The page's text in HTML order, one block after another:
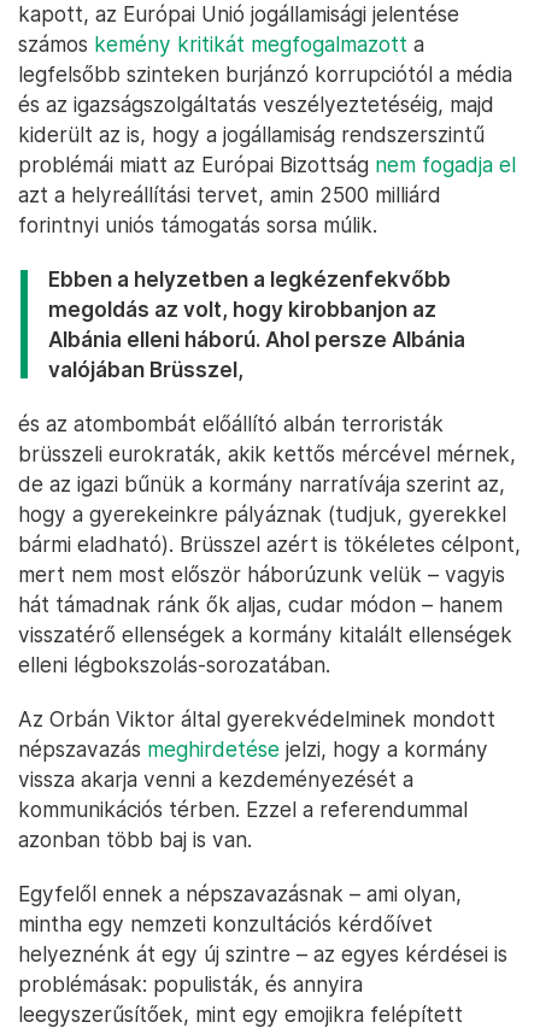
kapott, az Európai Unió jogállamisági jelentése
számos kemény kritikát megfogalmazott a
legfelsőbb szinteken burjánzó korrupciótól a média
és az igazságszolgáltatás veszélyeztetéséig, majd
kiderült az is, hogy a jogállamiság rendszerszintű
problémái miatt az Európai Bizottság nem fogadja el
azt a helyreállítási tervet, amin 2500 milliárd
forintnyi uniós támogatás sorsa múlik.
Ebben a helyzetben a legkézenfekvőbb
megoldás az volt, hogy kirobbanjon az
Albánia elleni háború. Ahol persze Albánia
valójában Brüsszel,
és az atombombát előállító albán terroristák
brüsszeli eurokraták, akik kettős mércével mérnek,
de az igazi bűnük a kormány narratívája szerint az,
hogy a gyerekeinkre pályáznak (tudjuk, gyerekkel
bármi eladható). Brüsszel azért is tökéletes célpont,
mert nem most először háborúzunk velük – vagyis
hát támadnak ránk ők aljas, cudar módon – hanem
visszatérő ellenségek a kormány kitalált ellenségek
elleni légbokszolás-sorozatában.
Az Orbán Viktor által gyerekvédelminek mondott
népszavazás meghirdetése jelzi, hogy a kormány
vissza akarja venni a kezdeményezését a
kommunikációs térben. Ezzel a referendummal
azonban több baj is van.
Egyfelől ennek a népszavazásnak – ami olyan,
mintha egy nemzeti konzultációs kérdőívet
helyeznénk át egy új szintre – az egyes kérdései is
problémásak: populisták, és annyira
leegyszerűsítőek, mint egy emojikra felépített